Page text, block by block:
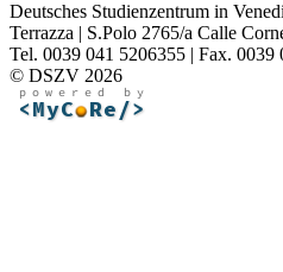
Deutsches Studienzentrum in
Terrazza | S.Polo 2765/a Calle
Tel. 0039 041 5206355 | Fax. 0039
© DSZV 2026